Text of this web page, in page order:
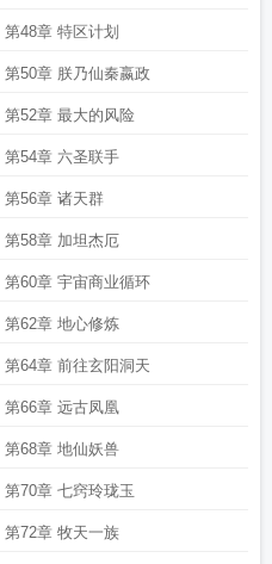
第48章 特区计划
第50章 朕乃仙秦嬴政
第52章 最大的风险
第54章 六圣联手
第56章 诸天群
第58章 加坦杰厄
第60章 宇宙商业循环
第62章 地心修炼
第64章 前往玄阳洞天
第66章 远古凤凰
第68章 地仙妖兽
第70章 七窍玲珑玉
第72章 牧天一族